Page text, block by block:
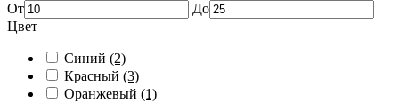
От
До
Цвет
Синий (2)
Красный (3)
Оранжевый (1)